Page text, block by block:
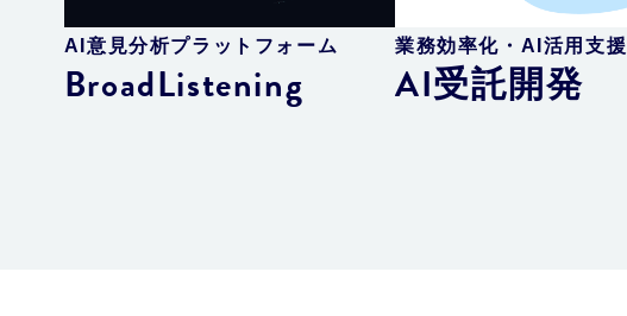
AI意見分析プラットフォーム
BroadListening
業務効率化・AI活用支援
AI受託開発